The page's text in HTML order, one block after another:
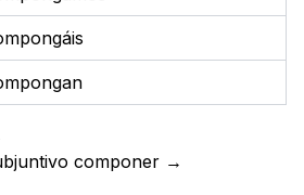
componer →